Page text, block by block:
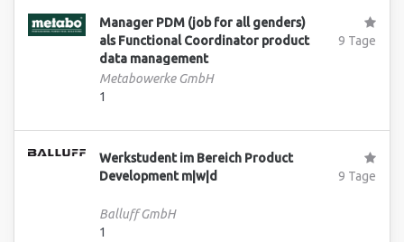
Manager PDM (job for all genders)
als Functional Coordinator product
data management
Metabowerke GmbH
1
9 Tage
Werkstudent im Bereich Product
Development m|w|d
Balluff GmbH
1
9 Tage